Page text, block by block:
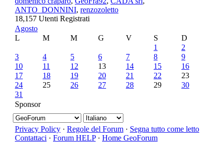
ANTO_DONNINI, renzozoletto
18,157 Utenti Registrati
Agosto
L
M M G V S
D
1
2
3
4 5 6 7 8
9
10
11 12 13 14 15
16
17
18 19 20 21 22
23
24
25 26 27 28 29
30
31
Sponsor
Privacy Policy · Regole del Forum · Segna tutto come letto
Contattaci · Forum HELP· Home GeoForum